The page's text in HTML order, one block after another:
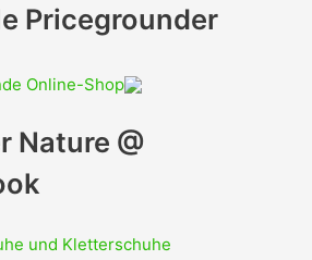
Pricegrounder
Nature @
und Kletterschuhe